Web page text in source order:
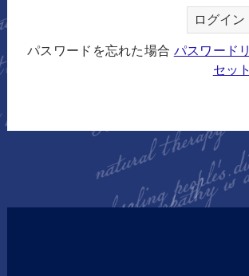
パスワードを忘れた場合 パスワードリ
セット